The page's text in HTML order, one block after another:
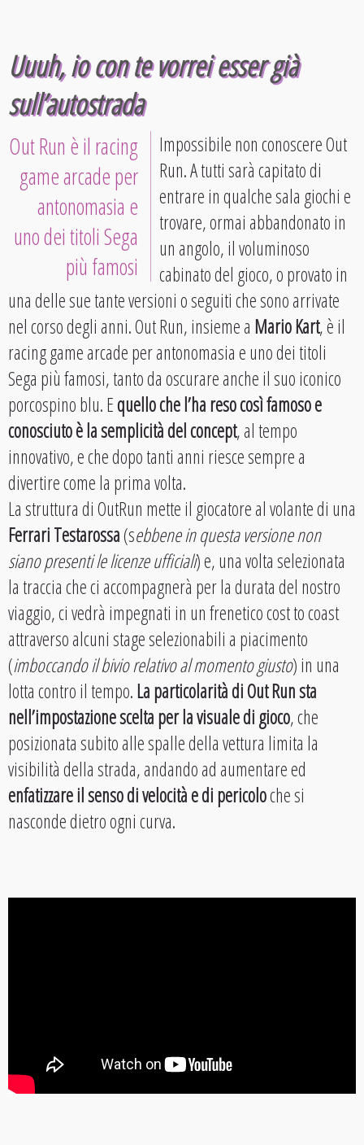
Uuuh, io con te vorrei esser già
sull’autostrada
Out Run è il racing
game arcade per
antonomasia e
uno dei titoli Sega
più famosi
Impossibile non conoscere Out
Run. A tutti sarà capitato di
entrare in qualche sala giochi e
trovare, ormai abbandonato in
un angolo, il voluminoso
cabinato del gioco, o provato in
una delle sue tante versioni o seguiti che sono arrivate
nel corso degli anni. Out Run, insieme a Mario Kart, è il
racing game arcade per antonomasia e uno dei titoli
Sega più famosi, tanto da oscurare anche il suo iconico
porcospino blu. Equello che l’ha reso così famoso e
conosciuto è la semplicità del concept, al tempo
innovativo, e che dopo tanti anni riesce sempre a
divertire come la prima volta.
La struttura di OutRun mette il giocatore al volante di una
Ferrari Testarossa(sebbene in questa versione non
siano presenti le licenze ufficiali) e, una volta selezionata
la traccia che ci accompagnerà per la durata del nostro
viaggio, ci vedrà impegnati in un frenetico cost to coast
attraverso alcuni stage selezionabili a piacimento
(imboccando il bivio relativo al momento giusto) in una
lotta contro il tempo.La particolarità di Out Run sta
nell’impostazione scelta per la visuale di gioco, che
posizionata subito alle spalle della vettura limita la
visibilità della strada, andando ad aumentare ed
enfatizzare il senso di velocità e di pericoloche si
nasconde dietro ogni curva.